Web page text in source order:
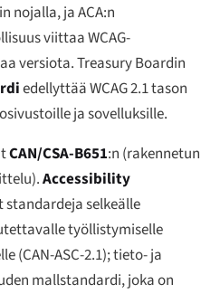
nojalla, ja ACA:n
viittaa WCAG-
versiota. Treasury Boardin
edellyttää WCAG 2.1 tason
ja sovelluksille.
CAN/CSA-B651:n (rakennetun
Accessibility
standardeja selkeälle
työllistymiselle
(CAN-ASC-2.1); tieto- ja
mallstandardi, joka on